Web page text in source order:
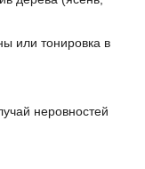
или тонировка в
неровностей